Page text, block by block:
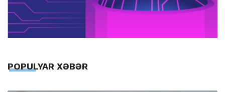
POPULYAR XƏBƏR